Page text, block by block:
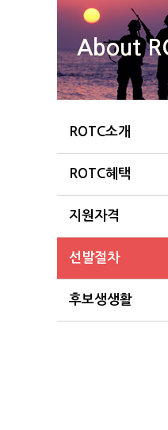
About
ROTC소개
ROTC혜택
지원자격
선발절차
후보생생활